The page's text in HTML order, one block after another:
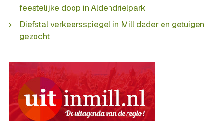
feestelijke doop in Aldendrielpark
Diefstal verkeersspiegel in Mill dader en getuigen
gezocht